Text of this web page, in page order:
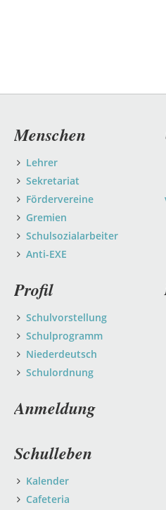
Navigation
Menschen
Lehrer
Sekretariat
Fördervereine
Gremien
Schulsozialarbeiter
Anti-EXE
Profil
Schulvorstellung
Schulprogramm
Niederdeutsch
Schulordnung
Anmeldung
Schulleben
Kalender
Cafeteria